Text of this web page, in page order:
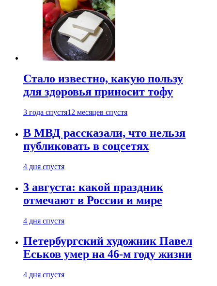
Стало известно, какую пользу
для здоровья приносит тофу
3 года спустя12 месяцев спустя
В МВД рассказали, что нельзя
публиковать в соцсетях
4 дня спустя
3 августа: какой праздник
отмечают в России и мире
4 дня спустя
Петербургский художник Павел
Еськов умер на 46-м году жизни
4 дня спустя